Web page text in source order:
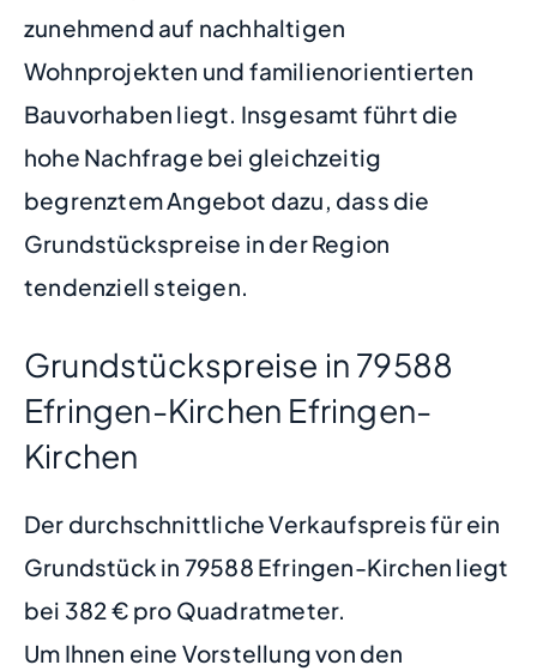
zunehmend auf nachhaltigen
Wohnprojekten und familienorientierten
Bauvorhaben liegt. Insgesamt führt die
hohe Nachfrage bei gleichzeitig
begrenztem Angebot dazu, dass die
Grundstückspreise in der Region
tendenziell steigen.
Grundstückspreise in 79588
Efringen-Kirchen Efringen-
Kirchen
Der durchschnittliche Verkaufspreis für ein
Grundstück in 79588 Efringen-Kirchen liegt
bei 382 € pro Quadratmeter.
Um Ihnen eine Vorstellung von den